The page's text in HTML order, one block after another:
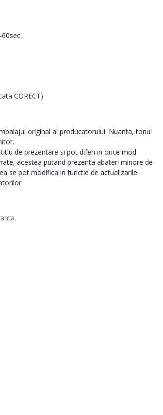
CORECT)
original al producatorului. Nuanta, tonul
de prezentare si pot diferi in orice mod
acestea putand prezenta abateri minore de
se pot modifica in functie de actualizarile